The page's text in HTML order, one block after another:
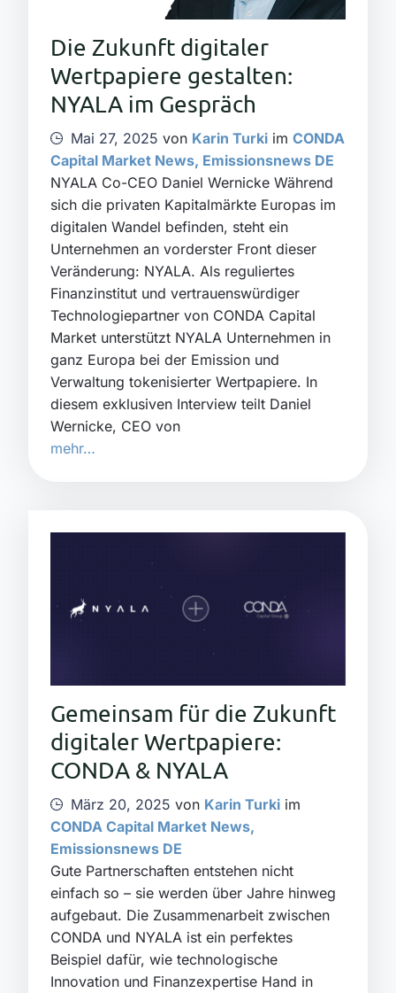
Die Zukunft digitaler
Wertpapiere gestalten:
NYALA im Gespräch
Mai 27, 2025 von Karin Turki im CONDA
Capital Market News, Emissionsnews DE
NYALA Co-CEO Daniel Wernicke Während
sich die privaten Kapitalmärkte Europas im
digitalen Wandel befinden, steht ein
Unternehmen an vorderster Front dieser
Veränderung: NYALA. Als reguliertes
Finanzinstitut und vertrauenswürdiger
Technologiepartner von CONDA Capital
Market unterstützt NYALA Unternehmen in
ganz Europa bei der Emission und
Verwaltung tokenisierter Wertpapiere. In
diesem exklusiven Interview teilt Daniel
Wernicke, CEO von
mehr…
Gemeinsam für die Zukunft
digitaler Wertpapiere:
CONDA & NYALA
März 20, 2025 von Karin Turki im
CONDA Capital Market News,
Emissionsnews DE
Gute Partnerschaften entstehen nicht
einfach so – sie werden über Jahre hinweg
aufgebaut. Die Zusammenarbeit zwischen
CONDA und NYALA ist ein perfektes
Beispiel dafür, wie technologische
Innovation und Finanzexpertise Hand in